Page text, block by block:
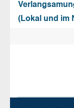
(Lokal und im